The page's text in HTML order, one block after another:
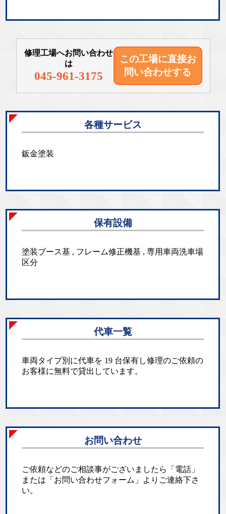
修理工場へお問い合わせ
は
045-961-3175
この工場に直接お
問い合わせする
各種サービス
鈑金塗装
保有設備
塗装ブース基 , フレーム修正機基 , 専用車両洗車場
区分
代車一覧
車両タイプ別に代車を 19 台保有し修理のご依頼の
お客様に無料で貸出しています。
お問い合わせ
ご依頼などのご相談事がございましたら「電話」
または「お問い合わせフォーム」よりご連絡下さ
い。